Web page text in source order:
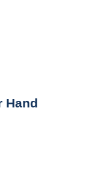
Hand